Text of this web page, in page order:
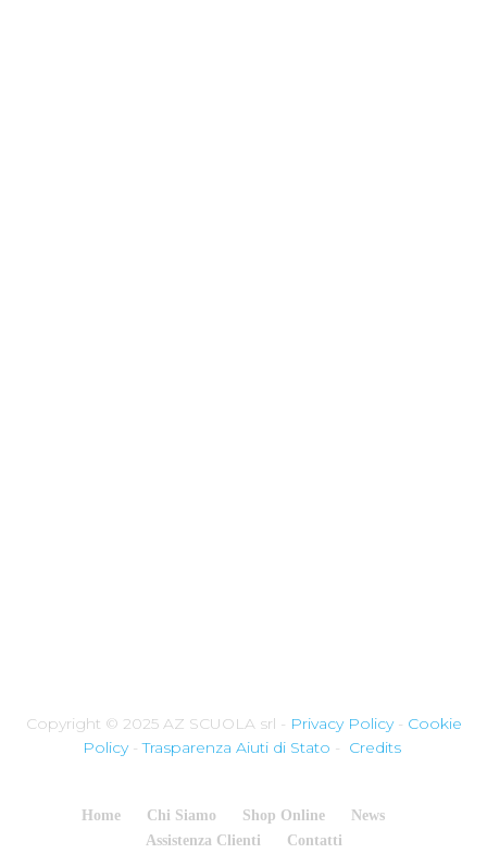
Copyright © 2025 AZ SCUOLA srl - Privacy Policy- Cookie
Policy-Trasparenza Aiuti di Stato - Credits
Home Chi Siamo Shop Online
News
Assistenza Clienti
Contatti